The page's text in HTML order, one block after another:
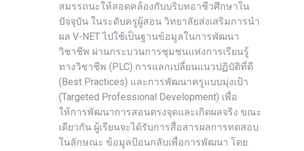
สมรรถนะให้สอดคล้องกับบริบทอาชีวศึกษาใน
ปัจจุบัน ในระดับครูผู้สอน วิทยาลัยส่งเสริมการนำ
ผล V-NET ไปใช้เป็นฐานข้อมูลในการพัฒนา
วิชาชีพ ผ่านกระบวนการชุมชนแห่งการเรียนรู้
ทางวิชาชีพ (PLC) การแลกเปลี่ยนแนวปฏิบัติที่ดี
(Best Practices) และการพัฒนาครูแบบมุ่งเป้า
(Targeted Professional Development) เพื่อ
ให้การพัฒนาการสอนตรงจุดและเกิดผลจริง ขณะ
เดียวกัน ผู้เรียนจะได้รับการสื่อสารผลการทดสอบ
ในลักษณะ ข้อมูลป้อนกลับเพื่อการพัฒนา โดย